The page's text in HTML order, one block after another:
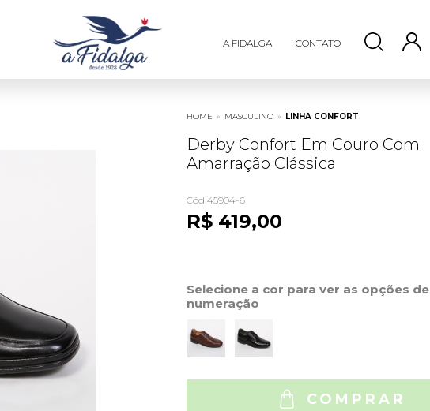
A FIDALGA CONTATO
HOME » MASCULINO » LINHA CONFORT
Derby Confort Em Couro Com
Amarração Clássica
Cód 45904-6
R$ 419,00
Selecione a cor para ver as opções de
numeração
COMPRAR